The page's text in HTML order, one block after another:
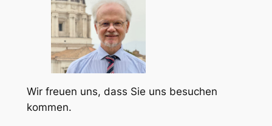
Wir freuen uns, dass Sie uns besuchen
kommen.